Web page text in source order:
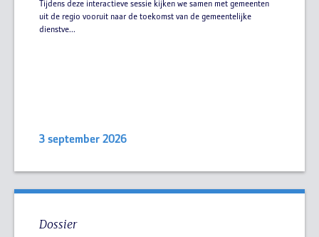
Tijdens deze interactieve sessie kijken we samen met gemeenten
uit de regio vooruit naar de toekomst van de gemeentelijke
dienstve...
3 september 2026
Dossier